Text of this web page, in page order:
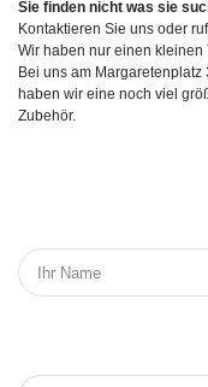
Sie finden nicht was sie
Kontaktieren Sie uns oder
Wir haben nur einen kleinen
Bei uns am Margaretenplatz
haben wir eine noch viel
Zubehör.